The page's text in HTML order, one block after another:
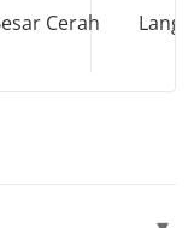
Cerah